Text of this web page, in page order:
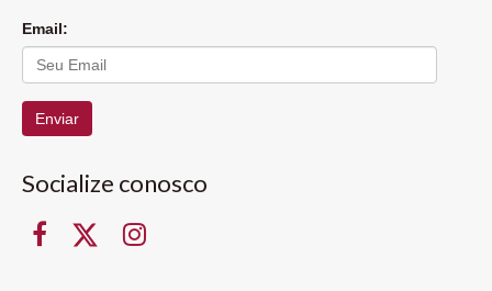
Email:
Enviar
Socialize conosco